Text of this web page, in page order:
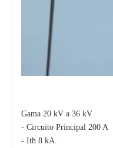
Gama 20 kV a 36 kV
- Circuito Principal 200 A
- Ith 8 kA.